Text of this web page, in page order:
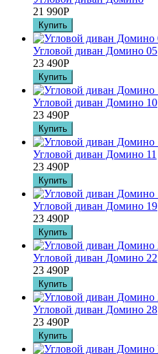
21 990Р
Угловой диван Домино 05
23 490Р
Угловой диван Домино 10
23 490Р
Угловой диван Домино 11
23 490Р
Угловой диван Домино 19
23 490Р
Угловой диван Домино 22
23 490Р
Угловой диван Домино 28
23 490Р